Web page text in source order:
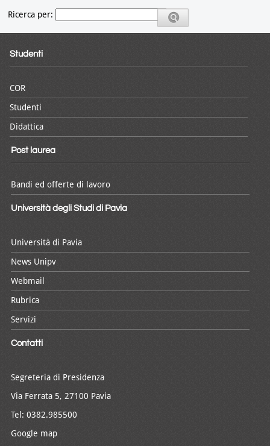
Ricerca per:
Studenti
COR
Studenti
Didattica
Post laurea
Bandi ed offerte di lavoro
Università degli Studi di Pavia
Università di Pavia
News Unipv
Webmail
Rubrica
Servizi
Contatti
Segreteria di Presidenza
Via Ferrata 5, 27100 Pavia
Tel: 0382.985500
Google map